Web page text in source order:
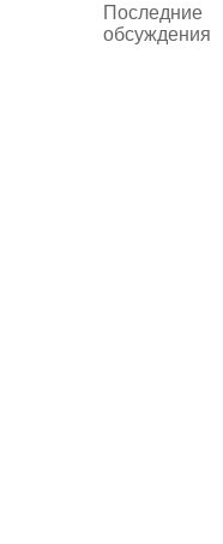
Последние
обсуждения